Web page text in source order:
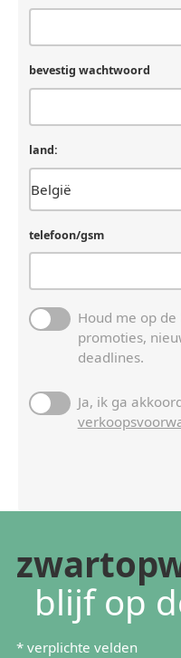
bevestig wachtwoord
land:
telefoon/gsm
Houd me op
promoties,
deadlines.
Ja, ik ga
blijf op
* verplichte velden